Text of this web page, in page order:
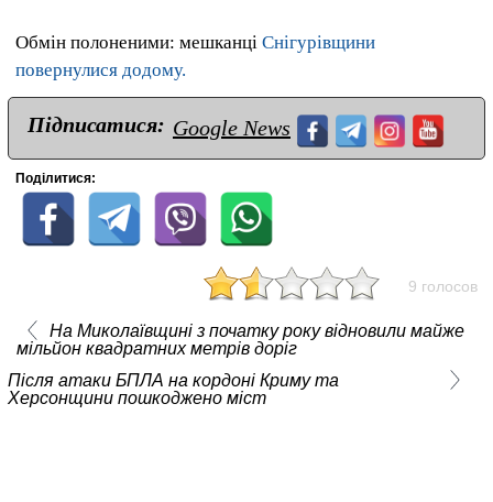
Обмін полоненими: мешканці Снігурівщини
повернулися додому.
Підписатися: Google News
Поділитися:
9 голосов
На Миколаївщині з початку року відновили майже
мільйон квадратних метрів доріг
Після атаки БПЛА на кордоні Криму та
Херсонщини пошкоджено міст